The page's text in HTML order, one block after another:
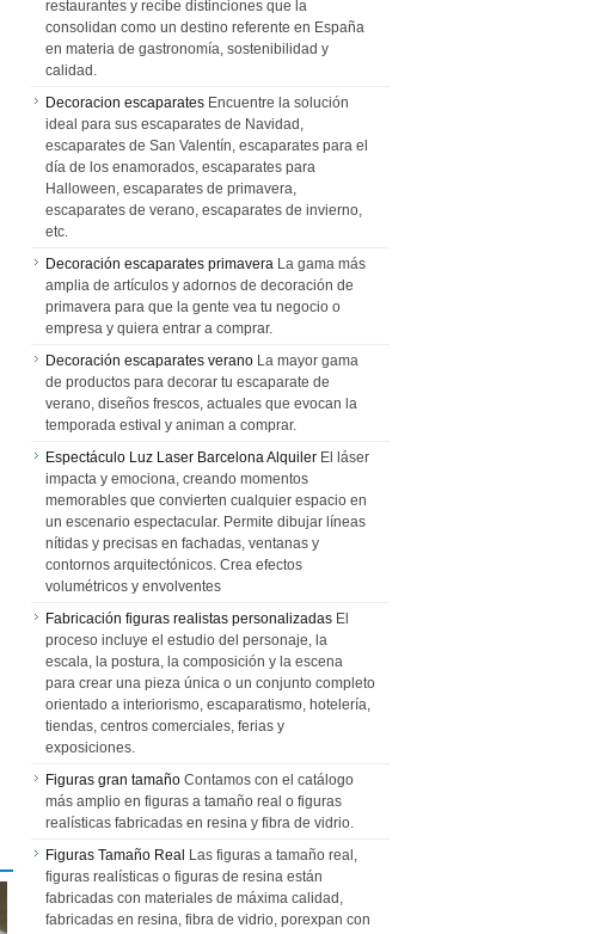
restaurantes y recibe distinciones que la
consolidan como un destino referente en España
en materia de gastronomía, sostenibilidad y
calidad.
Decoracion escaparates Encuentre la solución
ideal para sus escaparates de Navidad,
escaparates de San Valentín, escaparates para el
día de los enamorados, escaparates para
Halloween, escaparates de primavera,
escaparates de verano, escaparates de invierno,
etc.
Decoración escaparates primavera La gama más
amplia de artículos y adornos de decoración de
primavera para que la gente vea tu negocio o
empresa y quiera entrar a comprar.
Decoración escaparates verano La mayor gama
de productos para decorar tu escaparate de
verano, diseños frescos, actuales que evocan la
temporada estival y animan a comprar.
Espectáculo Luz Laser Barcelona Alquiler El láser
impacta y emociona, creando momentos
memorables que convierten cualquier espacio en
un escenario espectacular. Permite dibujar líneas
nítidas y precisas en fachadas, ventanas y
contornos arquitectónicos. Crea efectos
volumétricos y envolventes
Fabricación figuras realistas personalizadas El
proceso incluye el estudio del personaje, la
escala, la postura, la composición y la escena
para crear una pieza única o un conjunto completo
orientado a interiorismo, escaparatismo, hotelería,
tiendas, centros comerciales, ferias y
exposiciones.
Figuras gran tamaño Contamos con el catálogo
más amplio en figuras a tamaño real o figuras
realísticas fabricadas en resina y fibra de vidrio.
Figuras Tamaño Real Las figuras a tamaño real,
figuras realísticas o figuras de resina están
fabricadas con materiales de máxima calidad,
fabricadas en resina, fibra de vidrio, porexpan con